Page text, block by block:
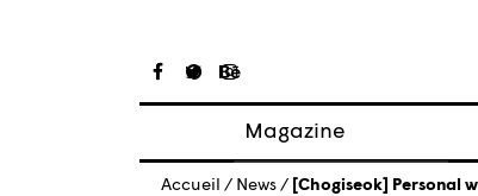
Magazine
Articles
Accueil / News / [Chogiseok] Personal